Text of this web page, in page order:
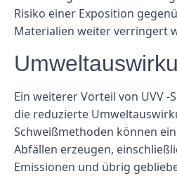
Risiko einer Exposition
Materialien weiter verringert
Ein weiterer Vorteil von UVV -
die reduzierte
Schweißmethoden können
Abfällen erzeugen,
Emissionen und übrig